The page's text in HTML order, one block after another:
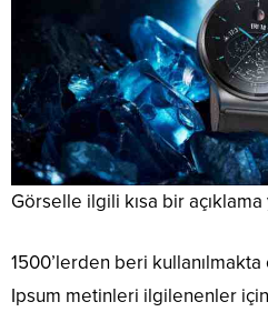
Görselle ilgili kısa bir açıklama
1500’lerden beri
Ipsum metinleri ilgilenenler